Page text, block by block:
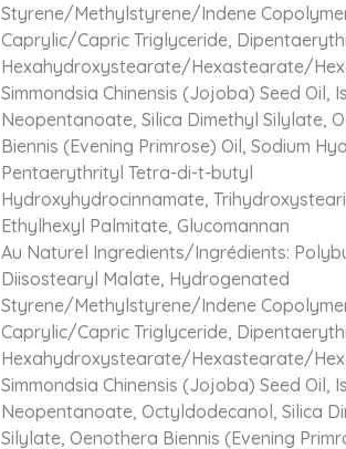
Styrene/Methylstyrene/Indene
Caprylic/Capric Triglyceride,
Hexahydroxystearate/Hexastearate/
Simmondsia Chinensis (Jojoba) Seed Oil,
Neopentanoate, Silica Dimethyl Silylate,
Biennis (Evening Primrose) Oil, Sodium
Pentaerythrityl Tetra-di-t-butyl
Hydroxyhydrocinnamate,
Ethylhexyl Palmitate, Glucomannan
Au Naturel Ingredients/Ingrédients:
Diisostearyl Malate, Hydrogenated
Styrene/Methylstyrene/Indene
Caprylic/Capric Triglyceride,
Hexahydroxystearate/Hexastearate/
Simmondsia Chinensis (Jojoba) Seed Oil,
Neopentanoate, Octyldodecanol, Silica
Silylate, Oenothera Biennis (Evening